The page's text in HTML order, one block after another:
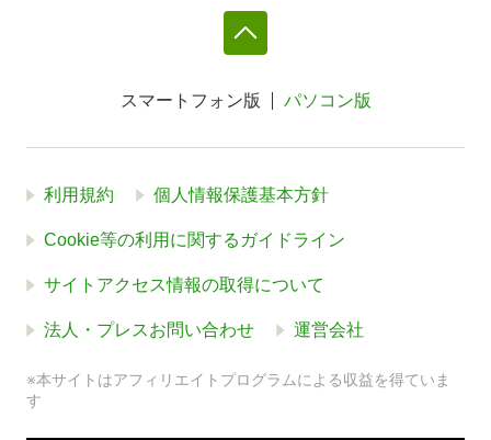
スマートフォン版 パソコン版
利用規約 個人情報保護基本方針
Cookie等の利用に関するガイドライン
サイトアクセス情報の取得について
法人・プレスお問い合わせ 運営会社
※本サイトはアフィリエイトプログラムによる収益を得ていま
す